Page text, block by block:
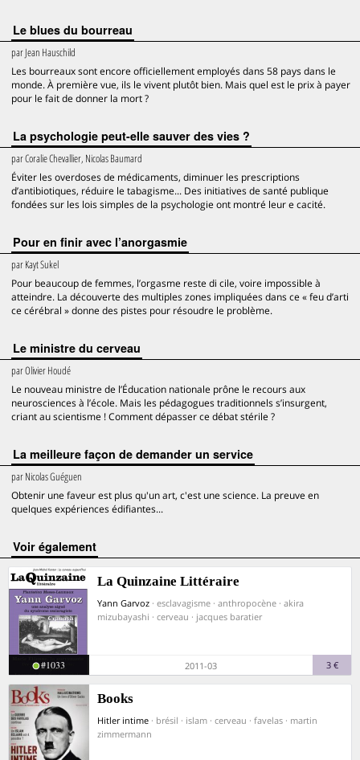
Le blues du bourreau
parJean Hauschild
Les bourreaux sont encore officiellement employés dans 58 pays dans le
monde. À première vue, ils le vivent plutôt bien. Mais quel est le prix à payer
pour le fait de donner la mort ?
La psychologie peut-elle sauver des vies ?
parCoralie Chevallier, Nicolas Baumard
Éviter les overdoses de médicaments, diminuer les prescriptions
d’antibiotiques, réduire le tabagisme... Des initiatives de santé publique
fondées sur les lois simples de la psychologie ont montré leur e cacité.
Pour en finir avec l’anorgasmie
parKayt Sukel
Pour beaucoup de femmes, l’orgasme reste di cile, voire impossible à
atteindre. La découverte des multiples zones impliquées dans ce « feu d’arti
ce cérébral » donne des pistes pour résoudre le problème.
Le ministre du cerveau
parOlivier Houdé
Le nouveau ministre de l’Éducation nationale prône le recours aux
neurosciences à l’école. Mais les pédagogues traditionnels s’insurgent,
criant au scientisme ! Comment dépasser ce débat stérile ?
La meilleure façon de demander un service
parNicolas Guéguen
Obtenir une faveur est plus qu'un art, c'est une science. La preuve en
quelques expériences édifiantes...
voir également
La Quinzaine Littéraire
Yann Garvoz · esclavagisme · anthropocène · akira
mizubayashi · cerveau · jacques baratier
#1033 2011-03 3 €
Books
Hitler intime · brésil · islam · cerveau · favelas · martin
zimmermann